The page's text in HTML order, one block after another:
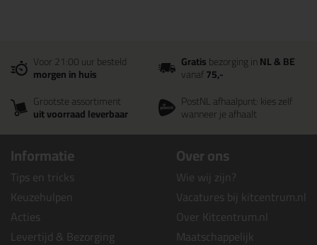
Voor 21:00 uur besteld
morgen in huis
Gratisbezorging inNL & BE
vanaf75,-
Grootste assortiment
uit voorraad leverbaar
PostNL afhaalpunt: kies zelf
wanneer je afhaalt
Informatie
Tips en tricks
Keuzehulpen
Acties
Levertijd & Bezorging
Over ons
Wie wij zijn?
Vacatures bij kitcentrum.nl
Over Kitcentrum.nl
Maatschappelijk